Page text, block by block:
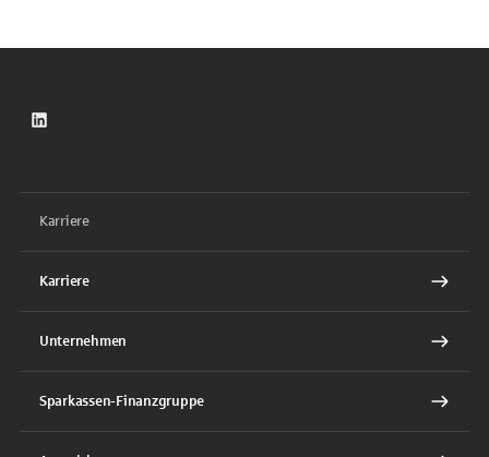
LinkedIn
Karriere
Karriere
Unternehmen
Sparkassen-Finanzgruppe